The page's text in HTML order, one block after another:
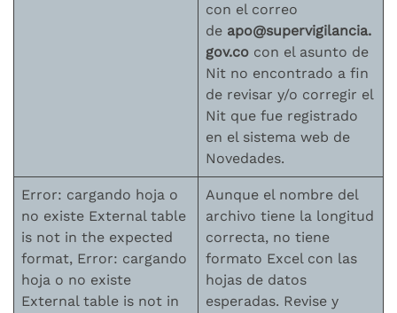
con el correo
de apo@supervigilancia.
gov.co con el asunto de
Nit no encontrado a fin
de revisar y/o corregir el
Nit que fue registrado
en el sistema web de
Novedades.
Error: cargando hoja o
no existe External table
is not in the expected
format, Error: cargando
hoja o no existe
External table is not in
Aunque el nombre del
archivo tiene la longitud
correcta, no tiene
formato Excel con las
hojas de datos
esperadas. Revise y